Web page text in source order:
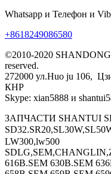
Whatsapp и Телефон и
+8618249086580
©2010-2020
reserved.
272000 ул.Huo ju 106,
КНР
Skype: xian5888 и
ЗАПЧАСТИ SHANTUI
LW300,lw500
616B.SEM 630B.SEM